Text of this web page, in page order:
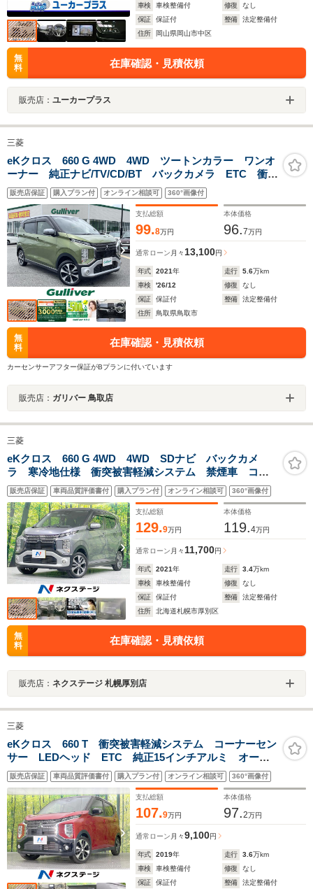
車検
車検整備付 修復
なし
保証
保証付 整備
法定整備付
住所
岡山県岡山市中区
無
料
在庫確認・見積依頼
販売店： ユーカープラス
三菱
eKクロス 660 G 4WD 4WD ツートンカラー ワンオ
ーナー 純正ナビ/TV/CD/BT バックカメラ ETC 衝突
軽減ブレーキ レーンアシスト シートヒーター LED
ライト フォグライト プッシュスタート 純正15AW
販売店保証 購入プラン付 オンライン相談可 360°画像付
支払総額
99.8万円
本体価格
96.7万円
通常ローン 月々 13,100円
年式 2021年 走行 5.6万km
車検
'26/12 修復
なし
保証
保証付 整備
法定整備付
住所
鳥取県鳥取市
無
料
在庫確認・見積依頼
カーセンサーアフター保証がBプランに付いています
販売店： ガリバー 鳥取店
三菱
eKクロス 660 G 4WD 4WD SDナビ バックカメ
ラ 寒冷地仕様 衝突被害軽減システム 禁煙車 コー
ナーセンサー スマートキー LEDヘッド 純正15イン
チアルミ オートライト オートエアコン CD 地デジ
販売店保証 車両品質評価書付 購入プラン付 オンライン相談可 360°画像付
支払総額
129.9万円
本体価格
119.4万円
通常ローン 月々 11,700円
年式 2021年 走行 3.4万km
車検
車検整備付 修復
なし
保証
保証付 整備
法定整備付
住所
北海道札幌市厚別区
無
料
在庫確認・見積依頼
販売店： ネクステージ 札幌厚別店
三菱
eKクロス 660 T 衝突被害軽減システム コーナーセン
サー LEDヘッド ETC 純正15インチアルミ オート
エアコン Bluetooth CD DVD再生 フルセグ
販売店保証 車両品質評価書付 購入プラン付 オンライン相談可 360°画像付
支払総額
107.9万円
本体価格
97.2万円
通常ローン 月々9,100円
年式 2019年 走行 3.6万km
車検
車検整備付 修復
なし
保証
保証付 整備
法定整備付